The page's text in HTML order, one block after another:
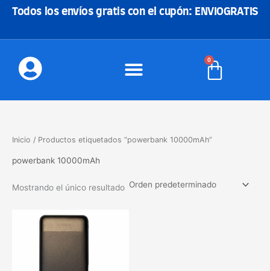
Todos los envíos gratis con el cupón: ENVIOGRATIS
0
Carrito
Inicio / Productos etiquetados “powerbank 10000mAh”
powerbank 10000mAh
Mostrando el único resultado